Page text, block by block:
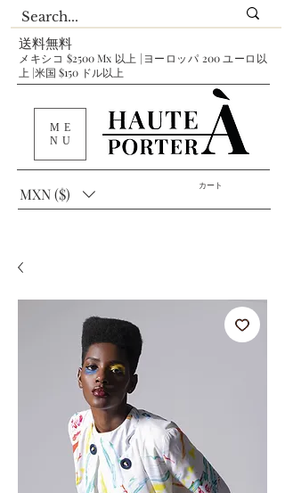
送料無料
メキシコ $2500 Mx 以上 |ヨーロッパ 200 ユーロ以
上 |米国 $150 ドル以上
カート
ME
NU
MXN ($)